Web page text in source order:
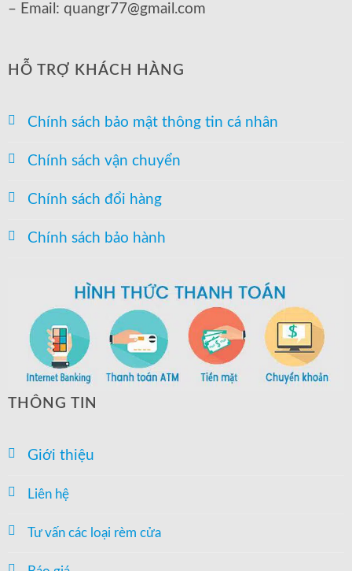
– Email: quangr77@gmail.com
HỖ TRỢ KHÁCH HÀNG
Chính sách bảo mật thông tin cá nhân
Chính sách vận chuyển
Chính sách đổi hàng
Chính sách bảo hành
THÔNG TIN
Giới thiệu
Liên hệ
Tư vấn các loại rèm cửa